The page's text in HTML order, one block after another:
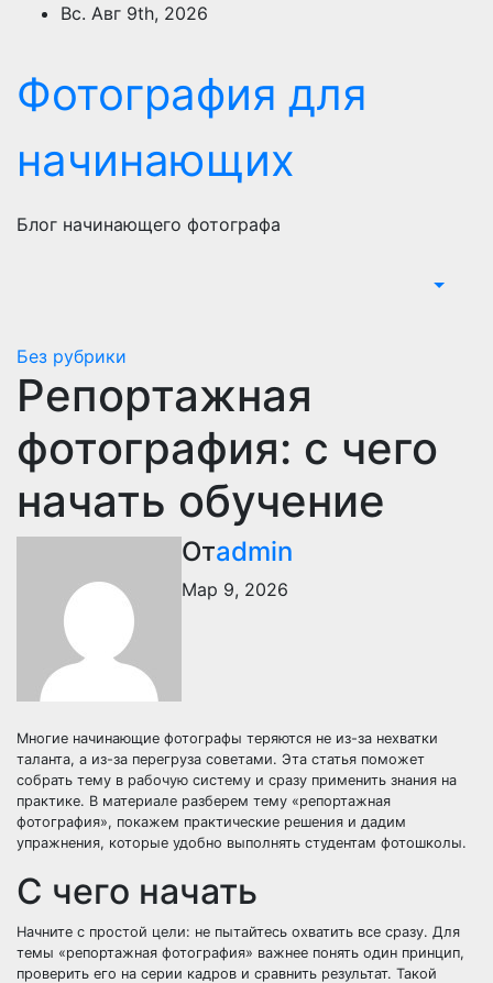
ПерейтиВс. Авг 9th, 2026
Фотография для
начинающих
Блог начинающего фотографа
Без рубрики
Репортажная
фотография: с чего
начать обучение
Отadmin
Мар 9, 2026
Многие начинающие фотографы теряются не из-за нехватки
таланта, а из-за перегруза советами. Эта статья поможет
собрать тему в рабочую систему и сразу применить знания на
практике. В материале разберем тему «репортажная
фотография», покажем практические решения и дадим
упражнения, которые удобно выполнять студентам фотошколы.
С чего начать
Начните с простой цели: не пытайтесь охватить все сразу. Для
темы «репортажная фотография» важнее понять один принцип,
проверить его на серии кадров и сравнить результат. Такой